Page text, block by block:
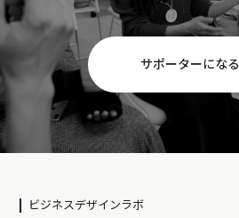
サポーターになる
ビジネスデザインラボ